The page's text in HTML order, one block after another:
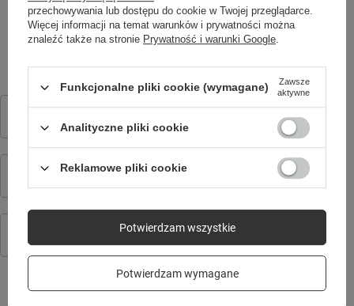
MOŻE CIĘ ZAINTERESOWAĆ
49,90 zł
przechowywania lub dostępu do cookie w Twojej przeglądarce.
Więcej informacji na temat warunków i prywatności można
znaleźć także na stronie Prywatność i warunki Google.
Funkcjonalne pliki cookie (wymagane)
Zawsze
aktywne
Analityczne pliki cookie
Reklamowe pliki cookie
Potwierdzam wymagane
Potwierdzam wszystkie